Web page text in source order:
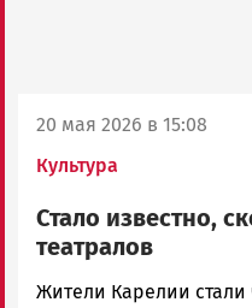
20 мая 2026 в 15:08
Культура
Стало известно,
театралов
Арина
Жители Карелии